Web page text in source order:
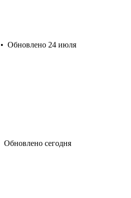
• Обновлено 24 июля
Обновлено сегодня